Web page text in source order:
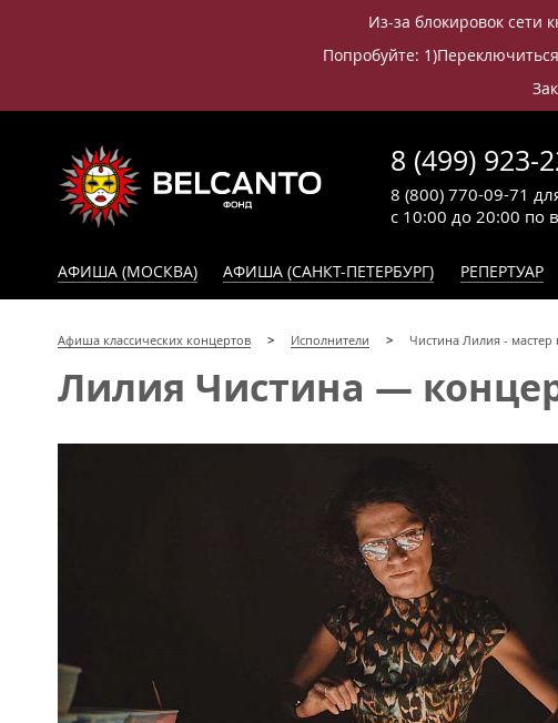
Из-за блокировок сети
Попробуйте:
8 (499) 923-
с 10:00 до 20:00 по
8 (800) 770-09-71
АФИША (МОСКВА) АФИША (САНКТ-ПЕТЕРБУРГ) РЕПЕРТУАР
Афиша классических концертов Исполнители Чистина Лилия -
Лилия Чистина —